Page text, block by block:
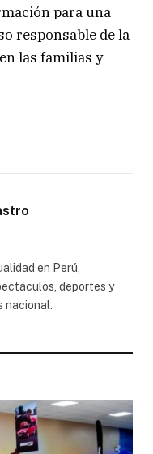
para una
responsable de la
las familias y
en Perú,
deportes y
nacional.